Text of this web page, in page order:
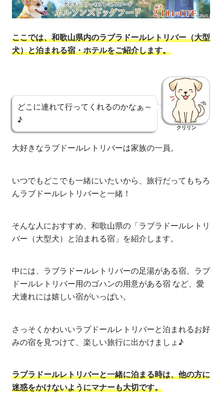
ここでは、和歌山県内のラブラドールレトリバー（大型
犬）と泊まれる宿・ホテルをご紹介します。
どこに連れて行ってくれるのかなぁ～
♪
クリリン
大好きなラブドールレトリバーは家族の一員。
いつでもどこでも一緒にいたいから、旅行だってもちろ
んラブドールレトリバーと一緒！
そんな人におすすめ、和歌山県の「ラブラドールレトリ
バー（大型犬）と泊まれる宿」を紹介します。
中には、ラブラドールレトリバーの足湯がある宿、ラブ
ドールレトリバー用のゴハンの用意がある宿 など、愛
犬連れには嬉しい宿がいっぱい。
さっそくかわいいラブドールレトリバーと泊まれるお好
みの宿を見つけて、楽しい旅行に出かけましょ♪
ラブラドールレトリバーと一緒に泊まる時は、他の方に
迷惑をかけないようにマナーも大切です。